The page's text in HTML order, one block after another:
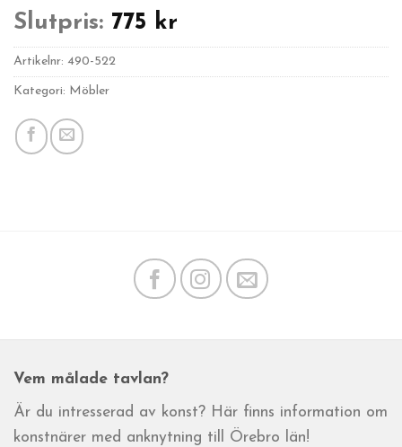
Slutpris: 775 kr
Artikelnr: 490-522
Kategori: Möbler
Vem målade tavlan?
Är du intresserad av konst? Här finns information om
konstnärer med anknytning till Örebro län!